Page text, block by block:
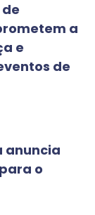
a
e
de
anuncia
o